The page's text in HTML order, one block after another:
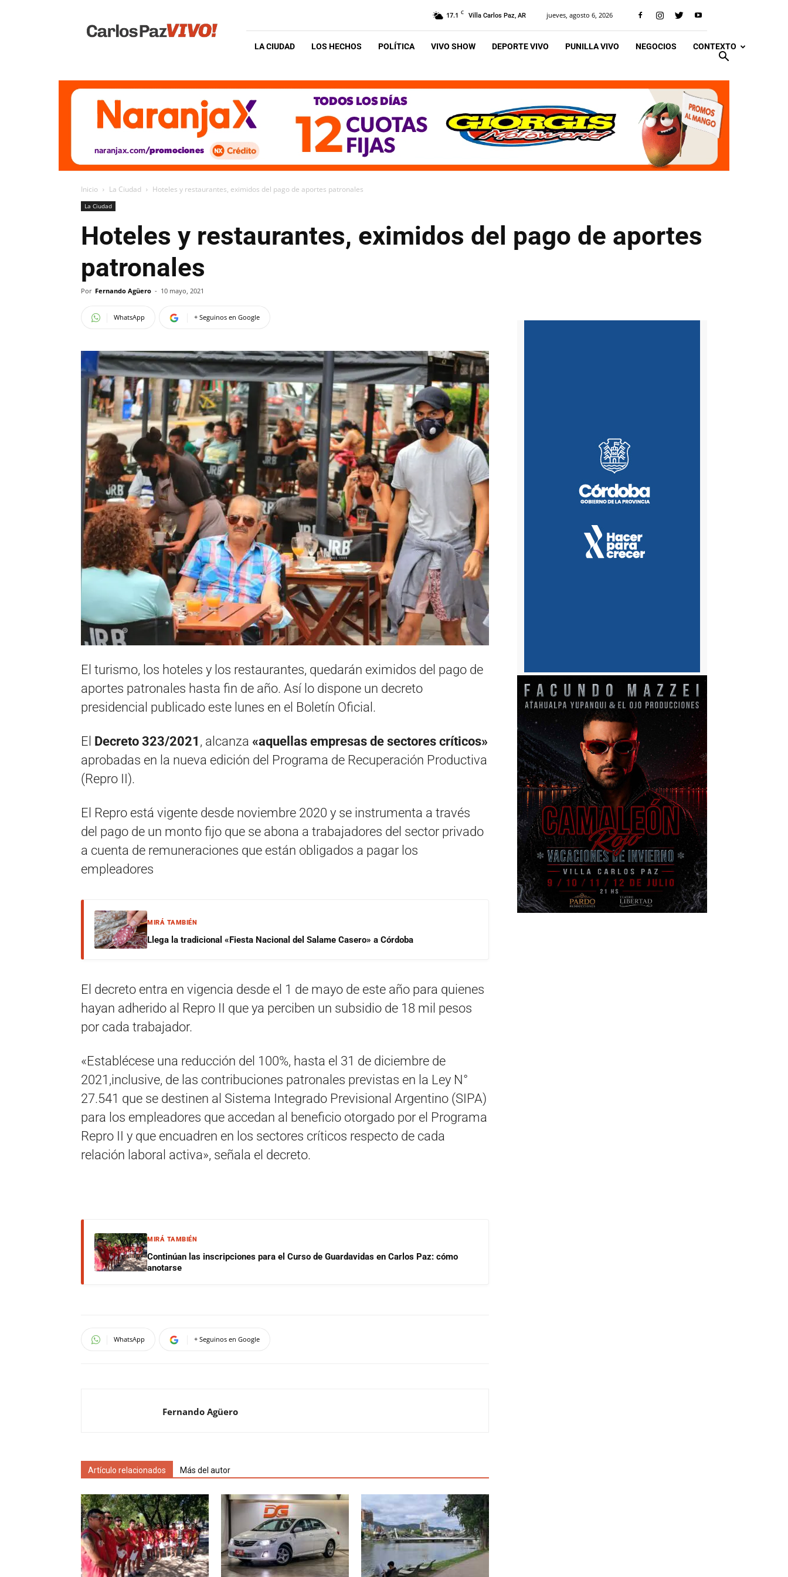
Vivo
17.1 C Villa Carlos Paz, AR jueves, agosto 6, 2026
LA CIUDAD LOS HECHOS POLÍTICA VIVO SHOW DEPORTE VIVO PUNILLA VIVO NEGOCIOS CONTEXTO
Inicio La Ciudad Hoteles y restaurantes, eximidos del pago de aportes patronales
La Ciudad
Hoteles y restaurantes, eximidos del pago de aportes
patronales
Por Fernando Agüero - 10 mayo, 2021
WhatsApp + Seguinos en Google
El turismo, los hoteles y los restaurantes, quedarán eximidos del pago de
aportes patronales hasta fin de año. Así lo dispone un decreto
presidencial publicado este lunes en el Boletín Oficial.
El Decreto 323/2021 , alcanza «aquellas empresas de sectores críticos»
aprobadas en la nueva edición del Programa de Recuperación Productiva
(Repro II).
El Repro está vigente desde noviembre 2020 y se instrumenta a través
del pago de un monto fijo que se abona a trabajadores del sector privado
a cuenta de remuneraciones que están obligados a pagar los
empleadores
MIRÁ TAMBIÉN
Llega la tradicional «Fiesta Nacional del Salame Casero» a Córdoba
El decreto entra en vigencia desde el 1 de mayo de este año para quienes
hayan adherido al Repro II que ya perciben un subsidio de 18 mil pesos
por cada trabajador.
«Establécese una reducción del 100%, hasta el 31 de diciembre de
2021,inclusive, de las contribuciones patronales previstas en la Ley N°
27.541 que se destinen al Sistema Integrado Previsional Argentino (SIPA)
para los empleadores que accedan al beneficio otorgado por el Programa
Repro II y que encuadren en los sectores críticos respecto de cada
relación laboral activa», señala el decreto.
MIRÁ TAMBIÉN
Continúan las inscripciones para el Curso de Guardavidas en Carlos Paz: cómo
anotarse
WhatsApp + Seguinos en Google
Fernando Agüero
Artículo relacionados Más del autor